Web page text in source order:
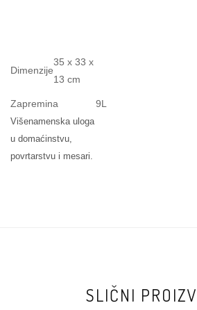
Dimenzije
35 x 33 x
13 cm
Zapremina 9L
Višenamenska uloga
u domaćinstvu,
povrtarstvu i mesari.
SLIČNI